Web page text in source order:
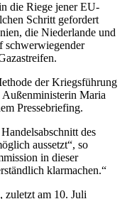
die Riege jener EU-
Schritt gefordert
die Niederlande und
schwerwiegender
der Kriegsführung
Außenministerin Maria
Pressebriefing.
des
aussetzt“, so
in dieser
klarmachen.“
zuletzt am 10. Juli